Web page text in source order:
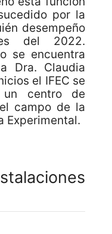
por la
desempeño
del 2022.
se encuentra
Dra. Claudia
el IFEC se
un centro de
campo de la
Experimental.